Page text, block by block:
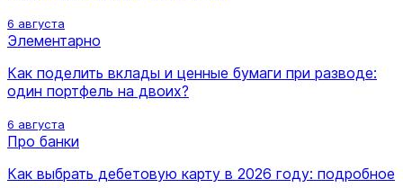
6 августа
Элементарно
Как поделить вклады и ценные бумаги при разводе:
один портфель на двоих?
6 августа
Про банки
Как выбрать дебетовую карту в 2026 году: подробное